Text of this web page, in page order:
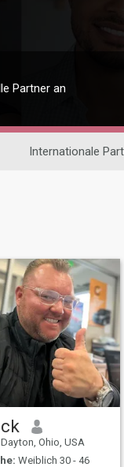
Partner an
Internationale
Dayton, Ohio, USA
Weiblich 30 - 46